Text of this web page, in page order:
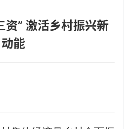
资” 激活乡村振兴新
动能